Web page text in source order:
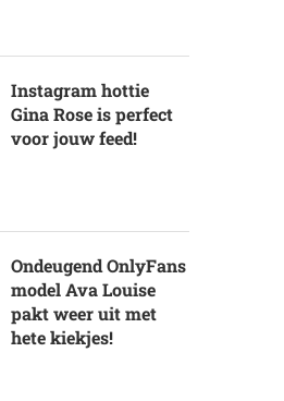
Instagram hottie
Gina Rose is perfect
voor jouw feed!
Ondeugend OnlyFans
model Ava Louise
pakt weer uit met
hete kiekjes!